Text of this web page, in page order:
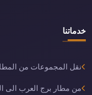
خدماتنا
نقل المجموعات من المطار
من مطار برج العرب الى